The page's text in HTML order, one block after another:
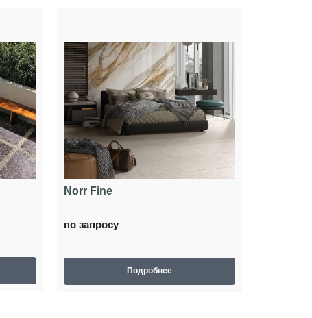
Norr Fine
по запросу
Подробнее